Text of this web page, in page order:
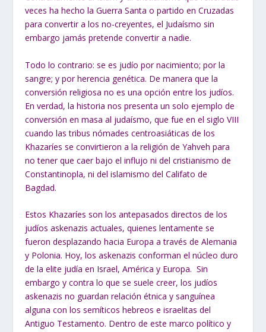
veces ha hecho la Guerra Santa o partido en Cruzadas
para convertir a los no-creyentes, el Judaísmo sin
embargo jamás pretende convertir a nadie.
Todo lo contrario: se es judío por nacimiento; por la
sangre; y por herencia genética. De manera que la
conversión religiosa no es una opción entre los judíos.
En verdad, la historia nos presenta un solo ejemplo de
conversión en masa al judaísmo, que fue en el siglo VIII
cuando las tribus nómades centroasiáticas de los
Khazaríes se convirtieron a la religión de Yahveh para
no tener que caer bajo el influjo ni del cristianismo de
Constantinopla, ni del islamismo del Califato de
Bagdad.
Estos Khazaríes son los antepasados directos de los
judíos askenazis actuales, quienes lentamente se
fueron desplazando hacia Europa a través de Alemania
y Polonia. Hoy, los askenazis conforman el núcleo duro
de la elite judía en Israel, América y Europa. Sin
embargo y contra lo que se suele creer, los judíos
askenazis no guardan relación étnica y sanguínea
alguna con los semíticos hebreos e israelitas del
Antiguo Testamento. Dentro de este marco político y